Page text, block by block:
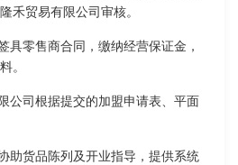
禾贸易有限公司审核。
具零售商合同，缴纳经营保证金，
。
公司根据提交的加盟申请表、平面
助货品陈列及开业指导，提供系统